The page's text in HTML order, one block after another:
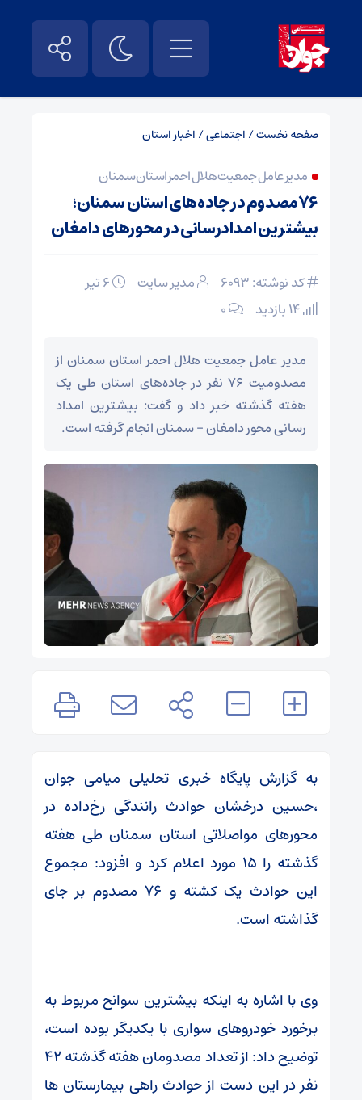
صفحه نخست/ اجتماعی/ اخبار استان
مدیر عامل جمعیت هلال احمر استان سمنان
۷۶مصدوم در جاده‌های استان سمنان؛
بیشترین امدادرسانی در محورهای دامغان
کد نوشته: 6093 مدیر سایت
۰
مدیر عامل جمعیت هلال احمر استان سمنان از
مصدومیت ۷۶ نفر در جاده‌های استان طی یک
هفته گذشته خبر داد و گفت: بیشترین امداد
رسانی محور دامغان - سمنان انجام گرفته است.
به گزارش پایگاه خبری تحلیلی میامی جوان
،حسین درخشان حوادث رانندگی رخ‌داده در
محورهای مواصلاتی استان سمنان طی هفته
گذشته را ۱۵ مورد اعلام کرد و افزود: مجموع
این حوادث یک کشته و ۷۶ مصدوم بر جای
گذاشته است.
وی با اشاره به اینکه بیشترین سوانح مربوط به
برخورد خودروهای سواری با یکدیگر بوده است،
توضیح داد: از تعداد مصدومان هفته گذشته ۴۲
نفر در این دست از حوادث راهی بیمارستان ها